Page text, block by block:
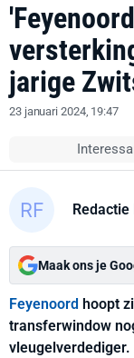
jarige
23 januari 2024, 19:47
Redactie
Maak ons je
Feyenoord hoopt
transferwindow